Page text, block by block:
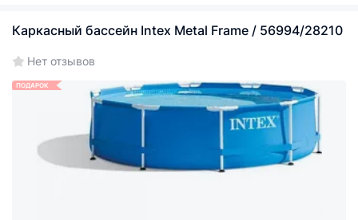
Каркасный бассейн Intex Metal Frame / 56994/28210
Нет отзывов
ПОДАРОК